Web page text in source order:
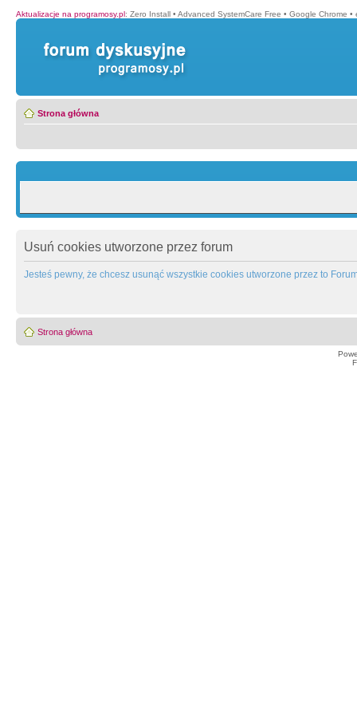
Aktualizacje na programosy.pl: Zero Install • Advanced SystemCare Free • Google Chrome •
Strona główna
Usuń cookies utworzone przez forum
Jesteś pewny, że chcesz usunąć wszystkie cookies utworzone przez to
Strona główna